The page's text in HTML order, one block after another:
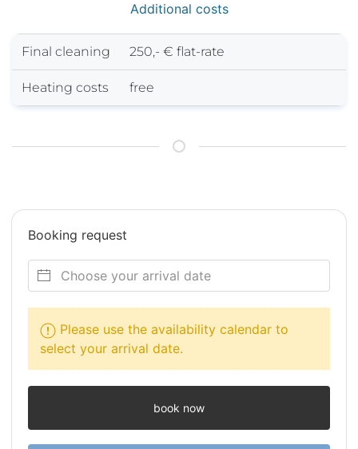
Additional costs
Final cleaning 250,- € flat-rate
Heating costs free
Booking request
Please use the availability calendar to
select your arrival date.
book now